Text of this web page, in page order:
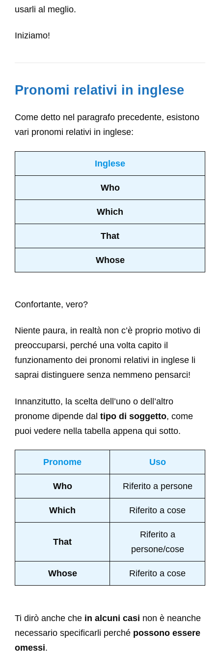
usarli al meglio.
Iniziamo!
Pronomi relativi in inglese
Come detto nel paragrafo precedente, esistono
vari pronomi relativi in inglese:
Inglese
Who
Which
That
Whose
Confortante, vero?
Niente paura, in realtà non c’è proprio motivo di
preoccuparsi, perché una volta capito il
funzionamento dei pronomi relativi in inglese li
saprai distinguere senza nemmeno pensarci!
Innanzitutto, la scelta dell’uno o dell’altro
pronome dipende dal tipo di soggetto, come
puoi vedere nella tabella appena qui sotto.
Pronome Uso
Who Riferito a persone
Which Riferito a cose
That
Riferito a
persone/cose
Whose Riferito a cose
Ti dirò anche che in alcuni casi non è neanche
necessario specificarli perché possono essere
omessi.